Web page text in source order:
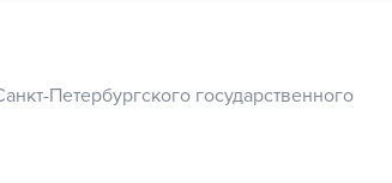
Петербургского государственного